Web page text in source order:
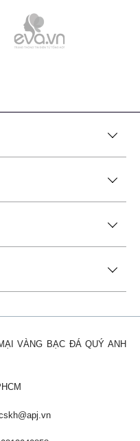
VÀNG BẠC ĐÁ QUÝ ANH